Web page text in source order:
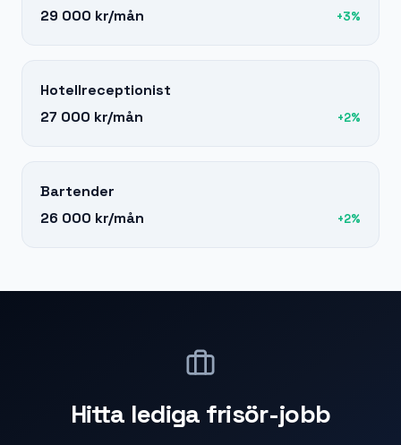
29 000 kr/mån +3%
Hotellreceptionist
27 000 kr/mån +2%
Bartender
26 000 kr/mån +2%
Hitta lediga frisör-jobb